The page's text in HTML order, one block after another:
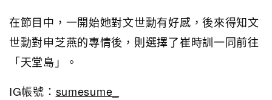
在節目中，一開始她對文世勳有好感，後來得知文
世勳對申芝燕的專情後，則選擇了崔時訓一同前往
「天堂島」。
IG帳號： sumesume_